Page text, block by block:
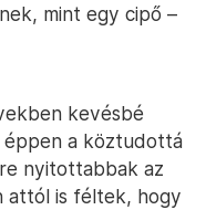
mint egy cipő –
kevésbé
éppen a köztudottá
nyitottabbak az
attól is féltek, hogy